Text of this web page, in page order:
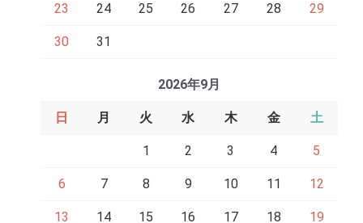
23 24 25 26 27 28 29
30 31
2026年9月
日 月 火 水 木 金 土
1 2 3 4 5
6 7 8 9 10 11 12
13 14 15 16 17 18 19